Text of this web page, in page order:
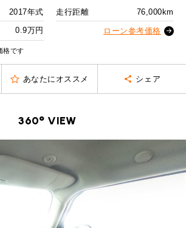
されたお客様の声
査定依頼
買取査定依頼
績
スタッフブログ
購入者様の声
ッジ
ナレッジ
ついて
報
13,300 円
円
残価ローンの場合
205.9 万円
30
2017年式 走行距離
76,000km
0.9万円 ローン参考価格
格です
あなたにオススメ シェア
360° VIEW